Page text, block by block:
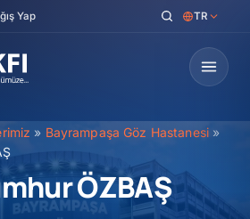
Yap TR
» Bayrampaşa Göz Hastanesi »
ÖZBAŞ